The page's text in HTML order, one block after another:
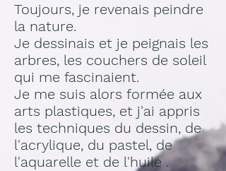
Toujours, je revenais peindre
la nature.
Je dessinais et je peignais les
arbres, les couchers de soleil
qui me fascinaient.
Je me suis alors formée aux
arts plastiques, et j'ai appris
les techniques du dessin, de
l'acrylique, du pastel, de
l'aquarelle et de l'huile .